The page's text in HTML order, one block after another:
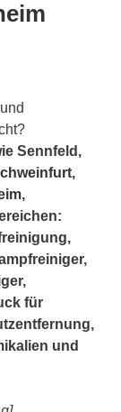
Sennfeld,
,
,
für
und